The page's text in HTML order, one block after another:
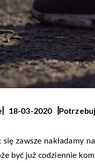
18-03-2020
się zawsze nakładamy
być już codziennie